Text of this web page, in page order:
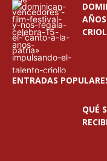
ENTRADAS
QUÉ